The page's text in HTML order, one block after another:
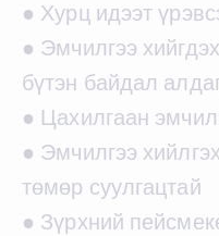
● Хурц идээт
● Эмчилгээ
бүтэн байдал
● Цахилгаан
● Эмчилгээ
төмөр суулгацтай
● Зүрхний